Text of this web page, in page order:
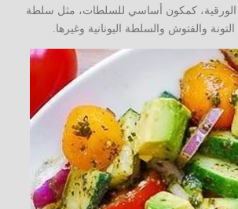
كمكون أساسي للسلطات، مثل سلطة
والفتوش والسلطة اليونانية وغيرها.